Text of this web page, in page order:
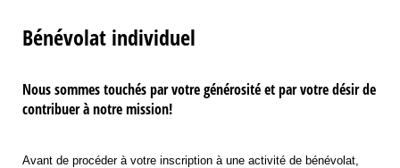
Bénévolat individuel
Nous sommes touchés par votre générosité et par votre désir de
contribuer à notre mission!
Avant de procéder à votre inscription à une activité de bénévolat,